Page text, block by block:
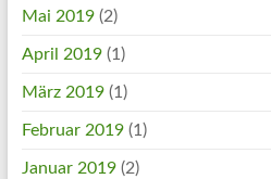
Mai 2019(2)
April 2019(1)
März 2019(1)
Februar 2019(1)
Januar 2019(2)